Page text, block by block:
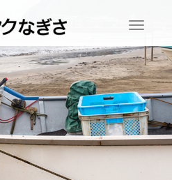
T
g
g
l
e
n
a
v